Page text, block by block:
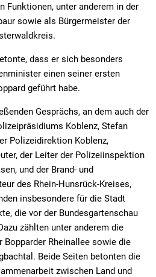
Funktionen, unter anderem in der
sowie als Bürgermeister der
dass er sich besonders
einen seiner ersten
geführt habe.
Gesprächs, an dem auch der
Koblenz, Stefan
Polizeidirektion Koblenz,
der Leiter der Polizeiinspektion
und der Brand- und
des Rhein-Hunsrück-Kreises,
insbesondere für die Stadt
die vor der Bundesgartenschau
zählten unter anderem die
Bopparder Rheinallee sowie die
Beide Seiten betonten die
zwischen Land und